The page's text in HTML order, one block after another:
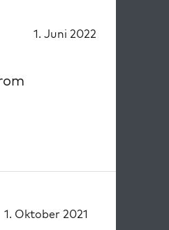
1. Juni 2022
1. Oktober 2021